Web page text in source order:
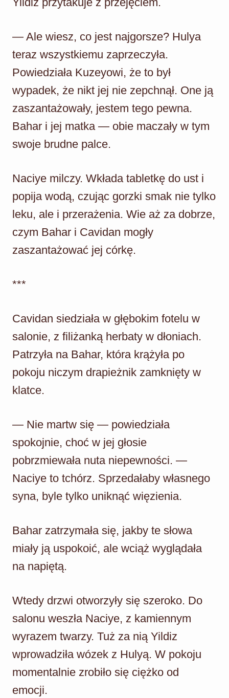
— Ale wiesz, co jest najgorsze? Hulya
teraz wszystkiemu zaprzeczyła.
Powiedziała Kuzeyowi, że to był
wypadek, że nikt jej nie zepchnął. One ją
zaszantażowały, jestem tego pewna.
Bahar i jej matka — obie maczały w tym
swoje brudne palce.
Naciye milczy. Wkłada tabletkę do ust i
popija wodą, czując gorzki smak nie tylko
leku, ale i przerażenia. Wie aż za dobrze,
czym Bahar i Cavidan mogły
zaszantażować jej córkę.
***
Cavidan siedziała w głębokim fotelu w
salonie, z filiżanką herbaty w dłoniach.
Patrzyła na Bahar, która krążyła po
pokoju niczym drapieżnik zamknięty w
klatce.
— Nie martw się — powiedziała
spokojnie, choć w jej głosie
pobrzmiewała nuta niepewności. —
Naciye to tchórz. Sprzedałaby własnego
syna, byle tylko uniknąć więzienia.
Bahar zatrzymała się, jakby te słowa
miały ją uspokoić, ale wciąż wyglądała
na napiętą.
Wtedy drzwi otworzyły się szeroko. Do
salonu weszła Naciye, z kamiennym
wyrazem twarzy. Tuż za nią Yildiz
wprowadziła wózek z Hulyą. W pokoju
momentalnie zrobiło się ciężko od
emocji.